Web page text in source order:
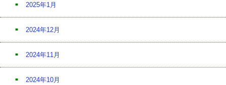
2025年1月
2024年12月
2024年11月
2024年10月